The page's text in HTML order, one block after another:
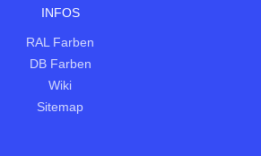
INFOS
RAL Farben
DB Farben
Wiki
Sitemap